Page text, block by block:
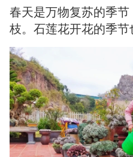
春天是万物复苏的季
枝。石莲花开花的季节